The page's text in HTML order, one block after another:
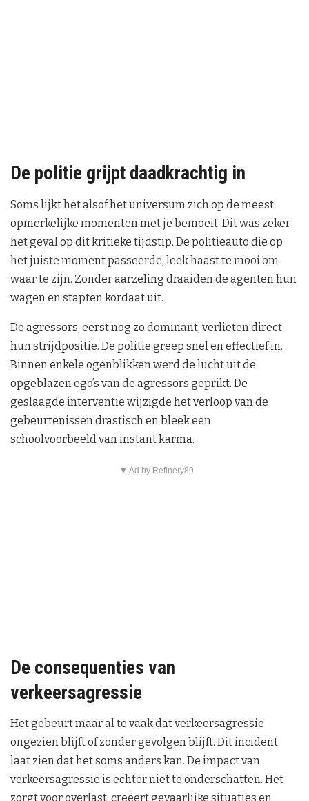
De politie grijpt daadkrachtig in
Soms lijkt het alsof het universum zich op de meest
opmerkelijke momenten met je bemoeit. Dit was zeker
het geval op dit kritieke tijdstip. De politieauto die op
het juiste moment passeerde, leek haast te mooi om
waar te zijn. Zonder aarzeling draaiden de agenten hun
wagen en stapten kordaat uit.
De agressors, eerst nog zo dominant, verlieten direct
hun strijdpositie. De politie greep snel en effectief in.
Binnen enkele ogenblikken werd de lucht uit de
opgeblazen ego’s van de agressors geprikt. De
geslaagde interventie wijzigde het verloop van de
gebeurtenissen drastisch en bleek een
schoolvoorbeeld van instant karma.
▼ Ad by Refinery89
De consequenties van
verkeersagressie
Het gebeurt maar al te vaak dat verkeersagressie
ongezien blijft of zonder gevolgen blijft. Dit incident
laat zien dat het soms anders kan. De impact van
verkeersagressie is echter niet te onderschatten. Het
zorgt voor overlast, creëert gevaarlijke situaties en